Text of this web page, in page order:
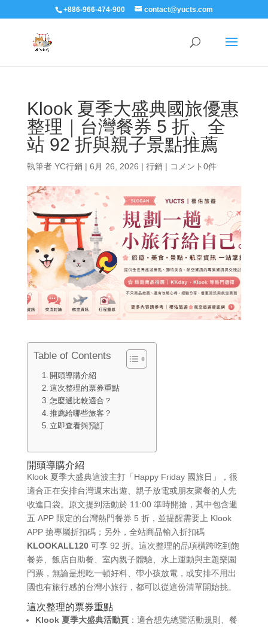
+886-966-474-900 contact@yucts.com
Klook 夏季大盛典國旅優惠
整理｜台灣餐券 5 折、全
站 92 折與親子景點推薦
執筆者 YC行銷| 6月 26, 2026 | 行銷| コメント0件
Table of Contents
開頭導購介紹
這次整理的票券重點
怎麼選比較適合？
推薦給哪些旅客？
立即查看與預訂
開頭導購介紹
Klook 夏季大盛典這波主打「Happy Friday 國旅日」，很
適合正在安排台灣週末出遊、親子放電或朋友聚餐的人先
收進口袋。原文提到活動於 11:00 準時開搶，其中包含週
五 APP 限定的台灣熱門餐券 5 折，並提醒需要上 Klook
APP 搶專屬折扣碼；另外，全站商品輸入折扣碼
KLOOKALL120可享 92 折。這次整理的品項橫跨吃到飽
餐券、飯店自助餐、室內親子體驗、水上運動與主題樂園
門票，無論是想吃一頓好料、帶小孩放電，或安排不用出
國也有旅行感的台灣小旅行，都可以從這份清單開始挑。
這次整理的票券重點
Klook 夏季大盛典活動頁：適合想先總覽活動規則、餐